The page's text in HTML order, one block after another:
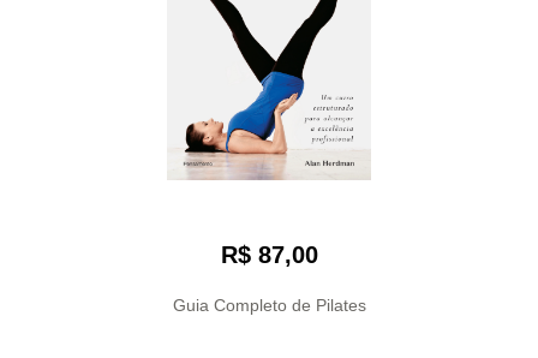
R$ 87,00
Guia Completo de Pilates